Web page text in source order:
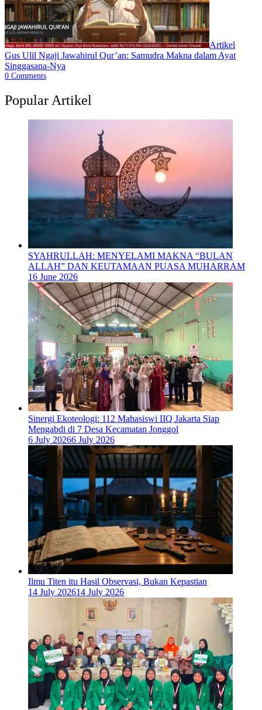
Artikel
Gus Ulil Ngaji Jawahirul Qur’an: Samudra Makna dalam Ayat
Singgasana-Nya
0 Comments
Popular Artikel
SYAHRULLAH: MENYELAMI MAKNA “BULAN
ALLAH” DAN KEUTAMAAN PUASA MUHARRAM
16 June 2026
‎Sinergi Ekoteologi: 112 Mahasiswi IIQ Jakarta Siap
Mengabdi di 7 Desa Kecamatan Jonggol
6 July 20266 July 2026
Ilmu Titen itu Hasil Observasi, Bukan Kepastian
14 July 202614 July 2026